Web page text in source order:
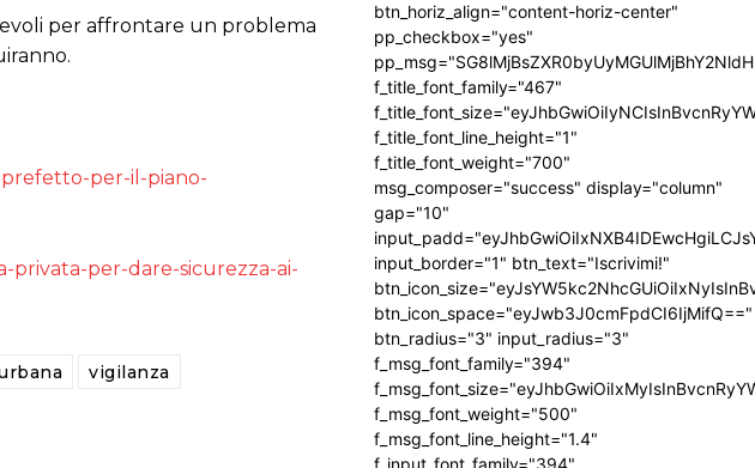
per affrontare un problema
per-il-piano-
privata-per-dare-sicurezza-ai-
vigilanza
btn_horiz_align="content-horiz-center"
pp_checkbox="yes"
f_title_font_family="467"
f_title_font_line_height="1"
f_title_font_weight="700"
msg_composer="success" display="column"
gap="10"
input_border="1" btn_text="Iscrivimi!"
btn_icon_space="eyJwb3J0cmFpdCI6IjMifQ=="
btn_radius="3" input_radius="3"
f_msg_font_family="394"
f_msg_font_weight="500"
f_msg_font_line_height="1.4"